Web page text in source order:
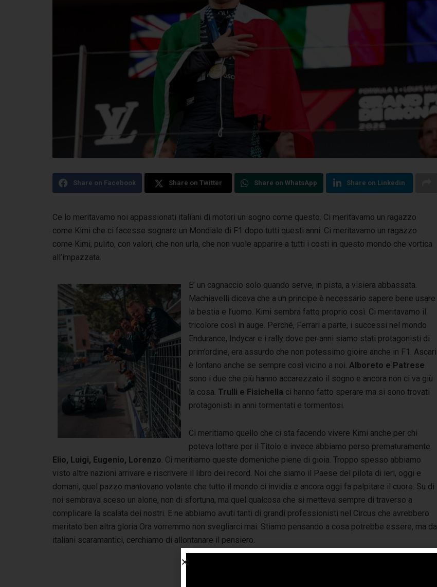
Share on Facebook Share on Twitter Share on WhatsApp Share on Linkedin
Ce lo meritavamo noi appassionati italiani di motori un sogno come questo. Ci meritavamo un ragazzo
come Kimi che ci facesse sognare un Mondiale di F1 dopo tutti questi anni. Ci meritavamo un ragazzo
come Kimi, pulito, con valori, che non urla, che non vuole apparire a tutti i costi in questo mondo che vortica
all’impazzata.
E’ un cagnaccio solo quando serve, in pista, a visiera abbassata.
Machiavelli diceva che a un principe è necessario sapere bene usare
la bestia e l’uomo. Kimi sembra fatto proprio così. Ci meritavamo il
tricolore così in auge. Perché, Ferrari a parte, i successi nel mondo
Endurance, Indycar e i rally dove per anni siamo stati protagonisti di
prim’ordine, era assurdo che non potessimo gioire anche in F1. Ascari
è lontano anche se sempre così vicino a noi. Alboreto e Patrese
sono i due che più hanno accarezzato il sogno e ancora non ci va giù
la cosa. Trulli e Fisichella ci hanno fatto sperare ma si sono trovati
protagonisti in anni tormentati e tormentosi.
Ci meritiamo quello che ci sta facendo vivere Kimi anche per chi
poteva lottare per il Titolo e invece abbiamo perso prematuramente.
Elio, Luigi, Eugenio, Lorenzo . Ci meritiamo queste domeniche piene di gioia. Troppo spesso abbiamo
visto altre nazioni arrivare e riscrivere il libro dei record. Noi che siamo il Paese del pilota di ieri, oggi e
domani, quel pazzo mantovano volante che tutto il mondo ci invidia e ancora oggi fa palpitare il cuore. Su di
noi sembrava sceso un alone, non di sfortuna, ma quel qualcosa che si metteva sempre di traverso a
complicare la scalata dei nostri. E ne abbiamo avuti tanti di grandi professionisti nel Circus che avrebbero
meritato ben altra gloria Ora vorremmo non svegliarci mai. Stiamo pensando a cosa potrebbe essere, ma da
italiani scaramantici, cerchiamo di allontanare il pensiero.